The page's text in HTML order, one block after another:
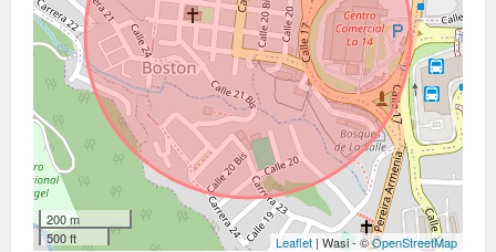
200 m
500 ft
Leaflet | Wasi - ©OpenStreetMap